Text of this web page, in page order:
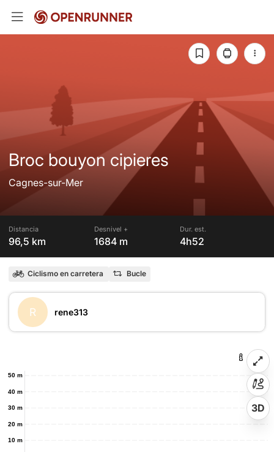
Broc bouyon cipieres
Cagnes-sur-Mer
Distancia
96,5 km
Desnivel +
1684 m
Dur. est.
4h52
Ciclismo en carretera Bucle
R rene313
10 m
20 m
30 m
40 m
50 m
3D